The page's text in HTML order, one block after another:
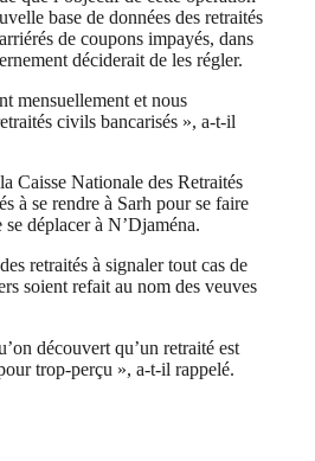
base de données des retraités
de coupons impayés, dans
déciderait de les régler.
mensuellement et nous
civils bancarisés », a-t-il
Caisse Nationale des Retraités
à se rendre à Sarh pour se faire
déplacer à N’Djaména.
retraités à signaler tout cas de
soient refait au nom des veuves
découvert qu’un retraité est
trop-perçu », a-t-il rappelé.